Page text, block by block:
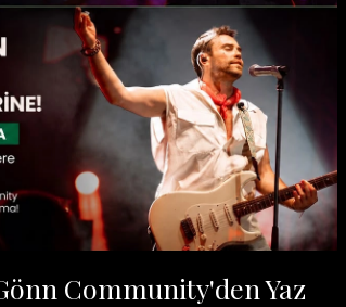
Community'den Yaz